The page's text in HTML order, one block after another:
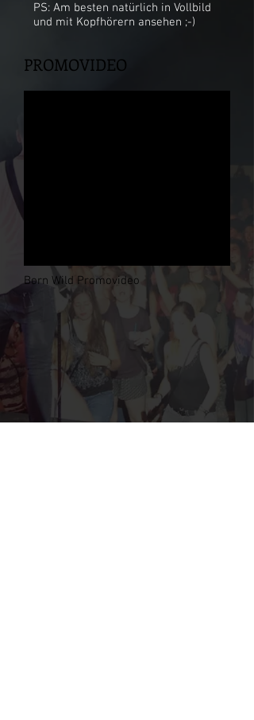
PS: Am besten natürlich in Vollbild
und mit Kopfhörern ansehen ;-)
PROMOVIDEO
Born Wild Promovideo